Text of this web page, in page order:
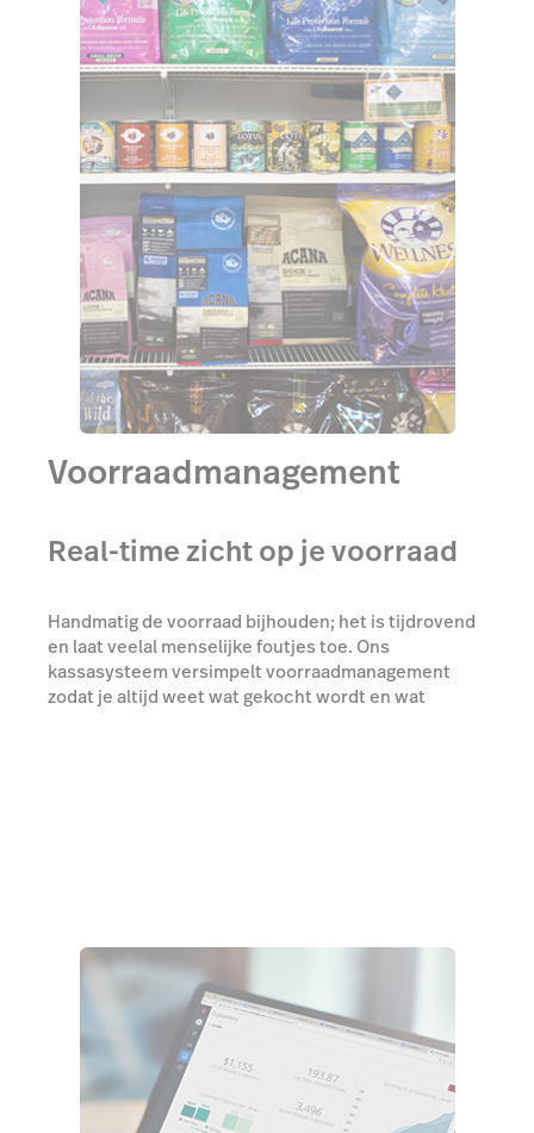
Voorraadmanagement
Real-time zicht op je voorraad
Handmatig de voorraad bijhouden; het is tijdrovend
en laat veelal menselijke foutjes toe. Ons
kassasysteem versimpelt voorraadmanagement
zodat je altijd weet wat gekocht wordt en wat